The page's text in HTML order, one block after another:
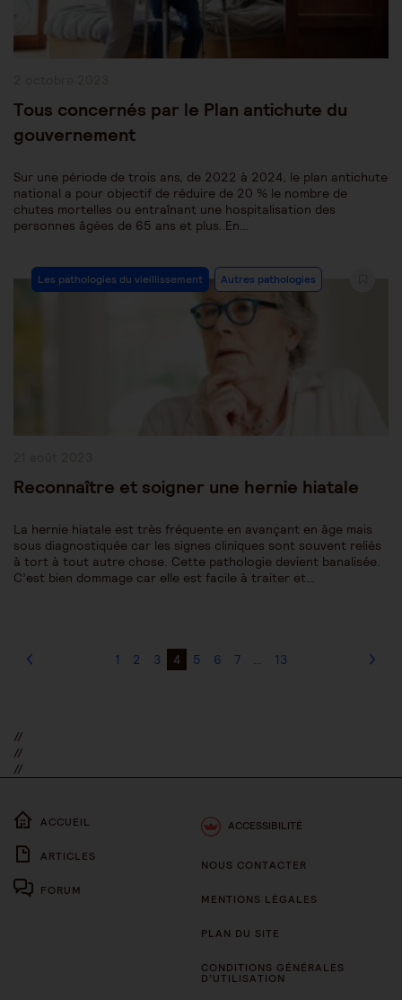
Tous concernés par le Plan antichute du
gouvernement
Sur une période de trois ans, de 2022 à 2024, le plan antichute
national a pour objectif de réduire de 20 % le nombre de
chutes mortelles ou entraînant une hospitalisation des
personnes âgées de 65 ans et plus. En…
Post
Category:
Les pathologies du vieillissement Autres pathologies
Reconnaître et soigner une hernie hiatale
La hernie hiatale est très fréquente en avançant en âge mais
sous diagnostiquée car les signes cliniques sont souvent reliés
à tort à tout autre chose. Cette pathologie devient banalisée.
C’est bien dommage car elle est facile à traiter et…
1 2 3 4 5 6 7 … 13
//
//
//
ACCUEIL
ARTICLES
FORUM
ACCESSIBILITÉ
NOUS CONTACTER
MENTIONS LÉGALES
PLAN DU SITE
CONDITIONS GÉNÉRALES
D’UTILISATION